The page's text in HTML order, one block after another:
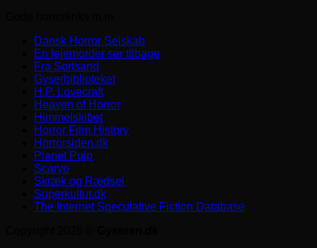
Dansk Horror Selskab
En lejemorder ser tilbage
Fra Sortsand
Gyserbiblioteket
H.P. Lovecraft
Heaven of Horror
Himmelskibet
Horror Film History
Horrorsiden.dk
Planet Pulp
Scaryo
Skræk og Rædsel
Superkultur.dk
The Internet Speculative Fiction Database